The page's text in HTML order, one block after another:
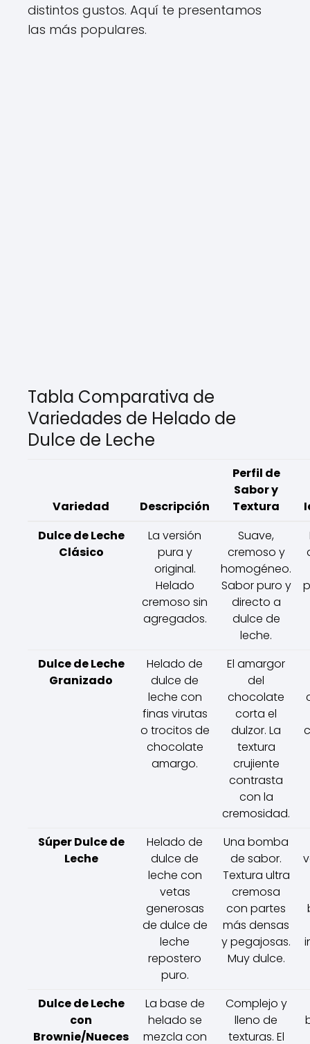
distintos gustos. Aquí te presentamos
las más populares.
Tabla Comparativa de
Variedades de Helado de
Dulce de Leche
Variedad Descripción
Perfil de
Sabor y
Textura
Dulce de Leche
Clásico
La versión
pura y
original.
Helado
cremoso sin
agregados.
Suave,
cremoso y
homogéneo.
Sabor puro y
directo a
dulce de
leche.
Dulce de Leche
Granizado
Helado de
dulce de
leche con
finas virutas
o trocitos de
chocolate
amargo.
El amargor
del
chocolate
corta el
dulzor. La
textura
crujiente
contrasta
con la
cremosidad.
Súper Dulce de
Leche
Helado de
dulce de
leche con
vetas
generosas
de dulce de
leche
repostero
puro.
Una bomba
de sabor.
Textura ultra
cremosa
con partes
más densas
y pegajosas.
Muy dulce.
Dulce de Leche
con
Brownie/Nueces
La base de
helado se
mezcla con
Complejo y
lleno de
texturas. El